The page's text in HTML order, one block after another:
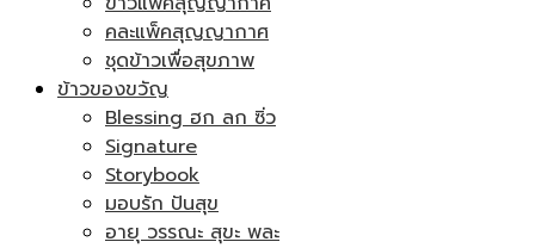
คละแพ็คสุญญากาศ
ชุดข้าวเพื่อสุขภาพ
ข้าวของขวัญ
Blessing ฮก ลก ซิ่ว
Signature
Storybook
มอบรัก ปันสุข
อายุ วรรณะ สุขะ พละ